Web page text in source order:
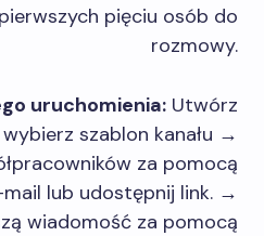
pięciu osób do
rozmowy.
uruchomienia: Utwórz
szablon kanału →
za pomocą
lub udostępnij link. →
wiadomość za pomocą